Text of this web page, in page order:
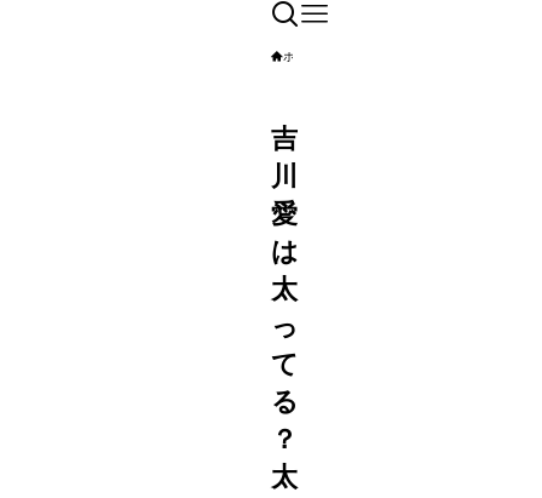
ホーム
吉
川
愛
は
太
っ
て
る
？
太